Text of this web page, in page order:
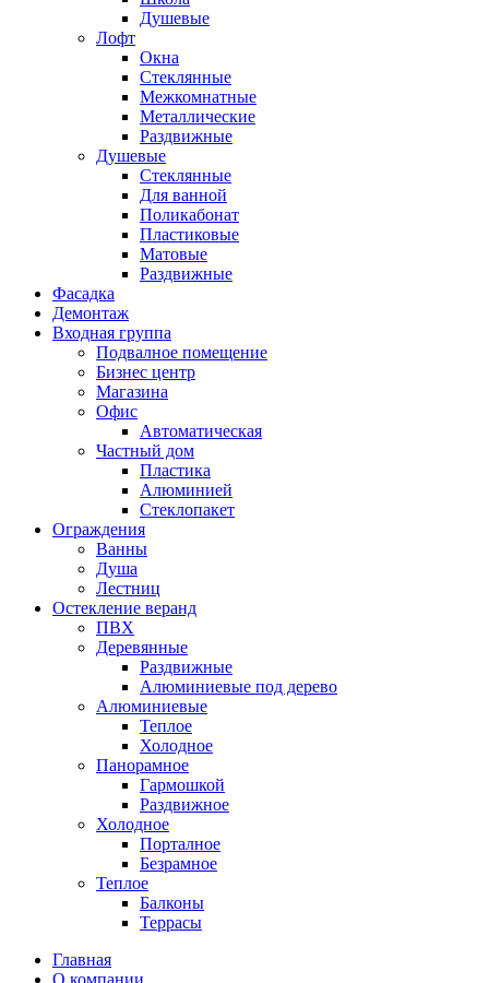
Душевые
Лофт
Окна
Стеклянные
Межкомнатные
Металлические
Раздвижные
Душевые
Стеклянные
Для ванной
Поликабонат
Пластиковые
Матовые
Раздвижные
Фасадка
Демонтаж
Входная группа
Подвалное помещение
Бизнес центр
Магазина
Офис
Автоматическая
Частный дом
Пластика
Алюминией
Стеклопакет
Ограждения
Ванны
Душа
Лестниц
Остекление веранд
ПВХ
Деревянные
Раздвижные
Алюминиевые под дерево
Алюминиевые
Теплое
Холодное
Панорамное
Гармошкой
Раздвижное
Холодное
Порталное
Безрамное
Теплое
Балконы
Террасы
Главная
О компании